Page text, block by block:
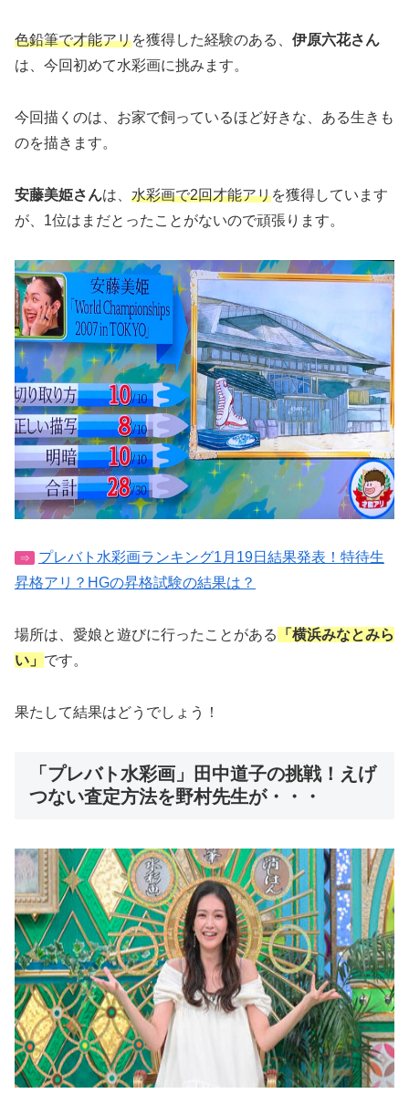
色鉛筆で才能アリを獲得した経験のある、 伊原六花さん
は、今回初めて水彩画に挑みます。
今回描くのは、お家で飼っているほど好きな、ある生きも
のを描きます。
安藤美姫さんは、 水彩画で2回才能アリを獲得しています
が、1位はまだとったことがないので頑張ります。
⇒
プレバト水彩画ランキング1月19日結果発表！特待生
昇格アリ？HGの昇格試験の結果は？
場所は、愛娘と遊びに行ったことがある
「横浜みなとみら
い」 です。
果たして結果はどうでしょう！
「プレバト水彩画」田中道子の挑戦！えげ
つない査定方法を野村先生が・・・